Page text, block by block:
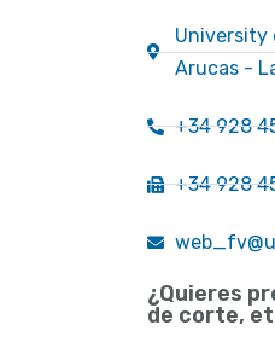
University
Arucas -
+34 928
+34 928
¿Quieres
de corte,